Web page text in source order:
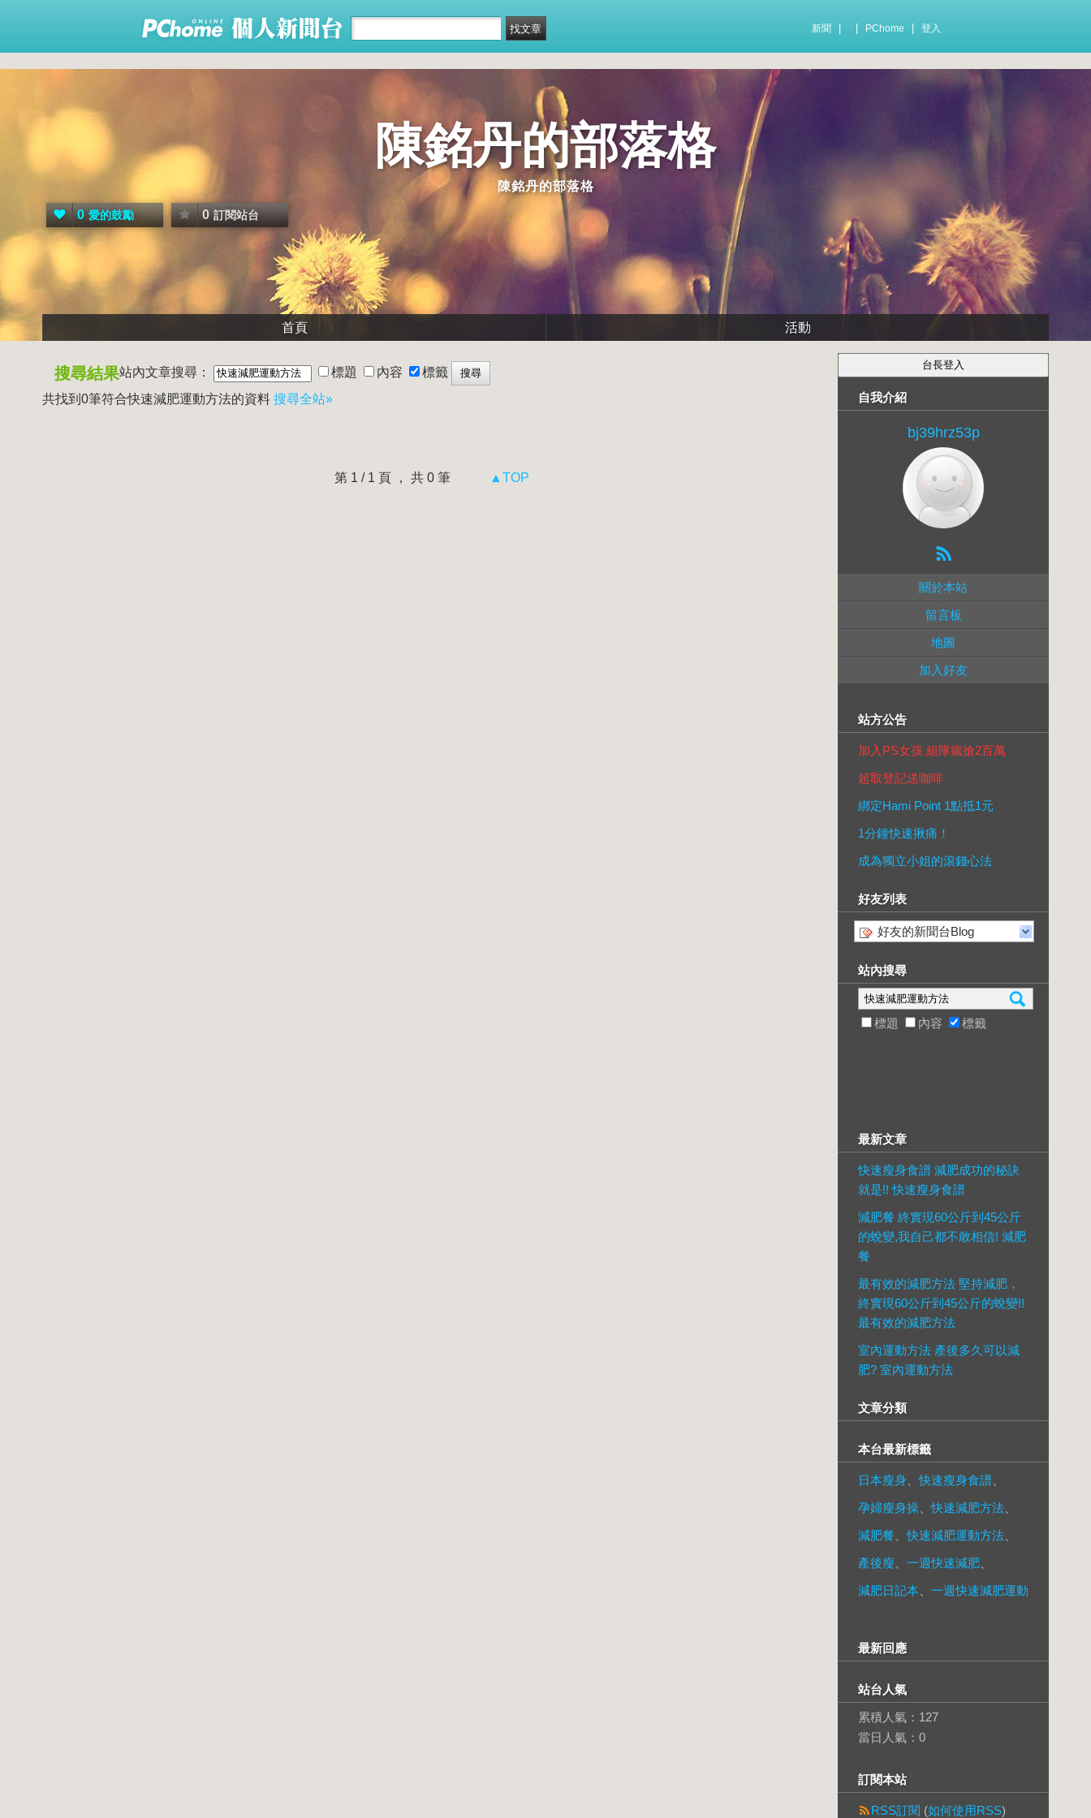
新聞 PChome 登入
陳銘丹的部落格
陳銘丹的部落格
0 愛的鼓勵 0 訂閱站台
首頁 活動
搜尋結果站內文章搜尋： 標題 內容
標籤
共找到0筆符合快速減肥運動方法的資料 搜尋全站»
第 1 / 1 頁 ， 共 0 筆 ▲TOP
自我介紹
bj39hrz53p
關於本站
留言板
地圖
加入好友
站方公告
加入PS女孩 組隊瘋搶2百萬
超取登記送咖啡
綁定Hami Point 1點抵1元
1分鐘快速揪痛！
成為獨立小姐的滾錢心法
好友列表
好友的新聞台Blog
站內搜尋
標題 內容 標籤
最新文章
快速瘦身食譜 減肥成功的秘訣
就是!! 快速瘦身食譜
減肥餐 終實現60公斤到45公斤
的蛻變,我自己都不敢相信! 減肥
餐
最有效的減肥方法 堅持減肥，
終實現60公斤到45公斤的蛻變!!
最有效的減肥方法
室內運動方法 產後多久可以減
肥? 室內運動方法
文章分類
本台最新標籤
日本瘦身 、快速瘦身食譜
孕婦瘦身操 、快速減肥方法
減肥餐 、快速減肥運動方法
產後瘦
一週快速減肥
減肥日記本
一週快速減肥運動
最新回應
站台人氣
累積人氣： 127
當日人氣： 0
訂閱本站
RSS訂閱 (如何使用RSS)